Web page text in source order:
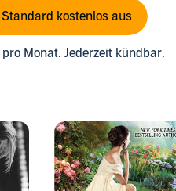
kostenlos aus
Monat. Jederzeit kündbar.